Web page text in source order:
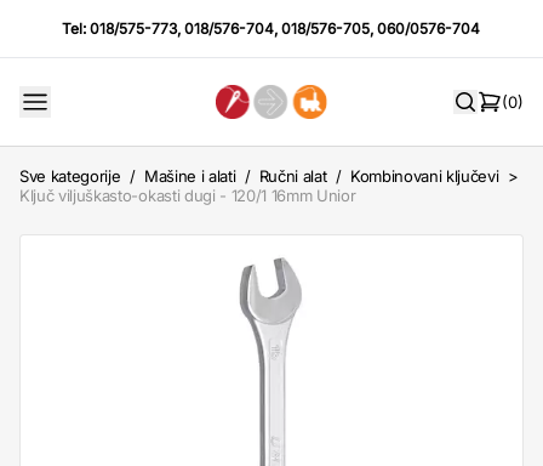
Tel:018/575-773,018/576-704,018/576-705,060/0576-704
(0)
Sve kategorije / Mašine i alati / Ručni alat / Kombinovani ključevi >
Ključ viljuškasto-okasti dugi - 120/1 16mm Unior